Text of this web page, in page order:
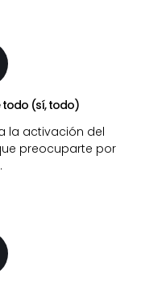
todo (sí, todo)
la activación del
preocuparte por